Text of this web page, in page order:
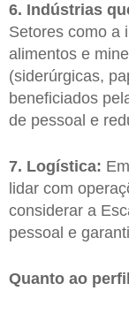
6. Indústrias
Setores como a
alimentos e
(siderúrgicas,
beneficiados
de pessoal e
7. Logística:
lidar com
considerar a
pessoal e
Quanto ao